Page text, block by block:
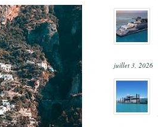
juillet 3, 2026